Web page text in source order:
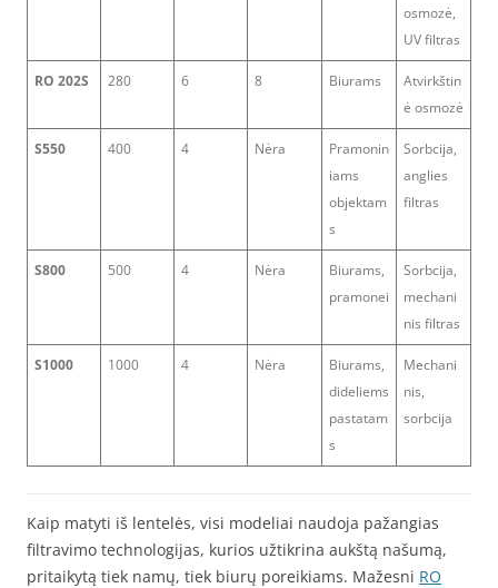
osmozė,
UV filtras
RO 202S 280 6 8 Biurams
Atvirkštin
ė osmozė
S550 400 4 Nėra
Pramonin
iams
objektam
s
Sorbcija,
anglies
filtras
S800 500 4 Nėra
Biurams,
pramonei
Sorbcija,
mechani
nis filtras
S1000 1000 4 Nėra
Biurams,
dideliems
pastatam
s
Mechani
nis,
sorbcija
Kaip matyti iš lentelės, visi modeliai naudoja pažangias
filtravimo technologijas, kurios užtikrina aukštą našumą,
pritaikytą tiek namų, tiek biurų poreikiams. Mažesni RO